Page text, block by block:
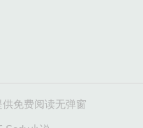
免费阅读无弹窗